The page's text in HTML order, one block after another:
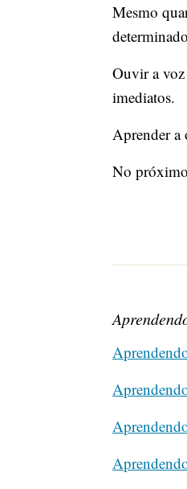
Mesmo
Ouvir a voz
imediatos.
Aprender a
No